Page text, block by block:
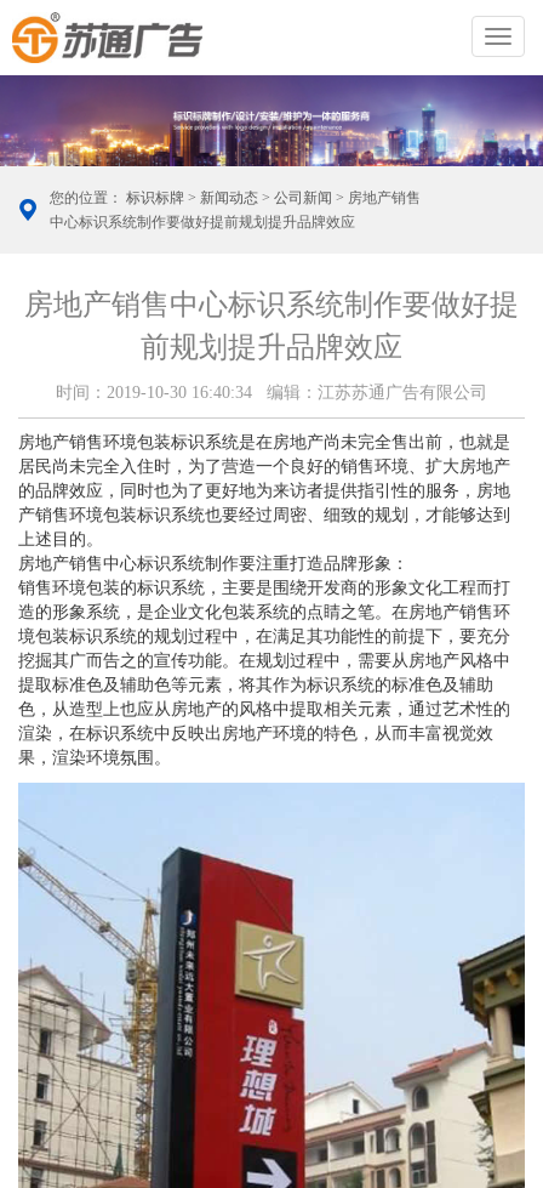
切
换
您的位置： 标识标牌 > 新闻动态 > 公司新闻 > 房地产销售
中心标识系统制作要做好提前规划提升品牌效应
房地产销售中心标识系统制作要做好提
前规划提升品牌效应
时间：2019-10-30 16:40:34 编辑：江苏苏通广告有限公司
房地产销售环境包装标识系统是在房地产尚未完全售出前，也就是
居民尚未完全入住时，为了营造一个良好的销售环境、扩大房地产
的品牌效应，同时也为了更好地为来访者提供指引性的服务，房地
产销售环境包装标识系统也要经过周密、细致的规划，才能够达到
上述目的。
房地产销售中心标识系统制作要注重打造品牌形象：
销售环境包装的标识系统，主要是围绕开发商的形象文化工程而打
造的形象系统，是企业文化包装系统的点睛之笔。在房地产销售环
境包装标识系统的规划过程中，在满足其功能性的前提下，要充分
挖掘其广而告之的宣传功能。在规划过程中，需要从房地产风格中
提取标准色及辅助色等元素，将其作为标识系统的标准色及辅助
色，从造型上也应从房地产的风格中提取相关元素，通过艺术性的
渲染，在标识系统中反映出房地产环境的特色，从而丰富视觉效
果，渲染环境氛围。